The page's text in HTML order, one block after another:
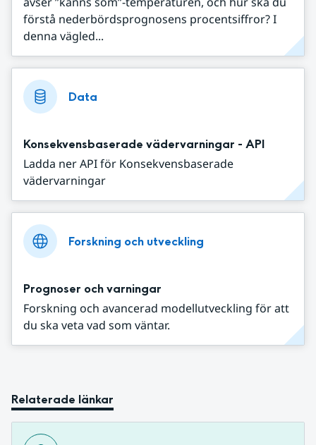
förstå nederbördsprognosens procentsiffror? I
denna vägled...
Data
Konsekvensbaserade vädervarningar - API
Ladda ner API för Konsekvensbaserade
vädervarningar
Forskning och utveckling
Prognoser och varningar
Forskning och avancerad modellutveckling för att
du ska veta vad som väntar.
Relaterade länkar